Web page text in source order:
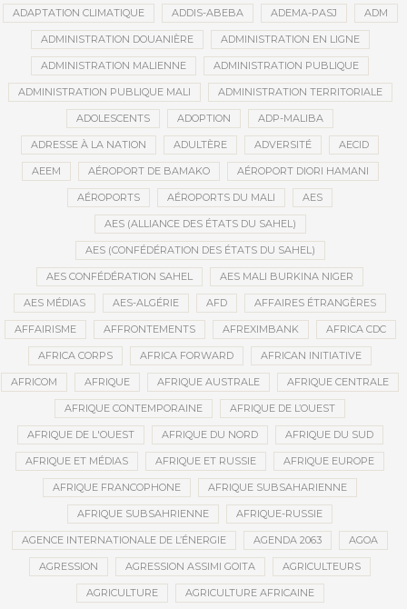
ADAPTATION CLIMATIQUE ADDIS-ABEBA ADEMA-PASJ ADM
ADMINISTRATION DOUANIÈRE ADMINISTRATION EN LIGNE
ADMINISTRATION MALIENNE ADMINISTRATION PUBLIQUE
ADMINISTRATION PUBLIQUE MALI ADMINISTRATION TERRITORIALE
ADOLESCENTS ADOPTION ADP-MALIBA
ADRESSE À LA NATION ADULTÈRE ADVERSITÉ AECID
AEEM AÉROPORT DE BAMAKO AÉROPORT DIORI HAMANI
AÉROPORTS AÉROPORTS DU MALI AES
AES (ALLIANCE DES ÉTATS DU SAHEL)
AES (CONFÉDÉRATION DES ÉTATS DU SAHEL)
AES CONFÉDÉRATION SAHEL AES MALI BURKINA NIGER
AES MÉDIAS AES-ALGÉRIE AFD AFFAIRES ÉTRANGÈRES
AFFAIRISME AFFRONTEMENTS AFREXIMBANK AFRICA CDC
AFRICA CORPS AFRICA FORWARD AFRICAN INITIATIVE
AFRICOM AFRIQUE AFRIQUE AUSTRALE AFRIQUE CENTRALE
AFRIQUE CONTEMPORAINE AFRIQUE DE L’OUEST
AFRIQUE DE L'OUEST AFRIQUE DU NORD AFRIQUE DU SUD
AFRIQUE ET MÉDIAS AFRIQUE ET RUSSIE AFRIQUE EUROPE
AFRIQUE FRANCOPHONE AFRIQUE SUBSAHARIENNE
AFRIQUE SUBSAHRIENNE AFRIQUE-RUSSIE
AGENCE INTERNATIONALE DE L’ÉNERGIE AGENDA 2063 AGOA
AGRESSION AGRESSION ASSIMI GOITA AGRICULTEURS
AGRICULTURE AGRICULTURE AFRICAINE